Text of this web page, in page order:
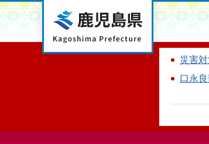
鹿児島県
災害
口永